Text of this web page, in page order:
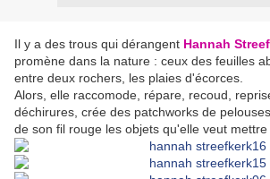
Il y a des trous qui dérangent Hannah
promène dans la nature : ceux des feuilles
entre deux rochers, les plaies d'écorces.
Alors, elle raccomode, répare, recoud,
déchirures, crée des patchworks de
de son fil rouge les objets qu'elle veut mettre